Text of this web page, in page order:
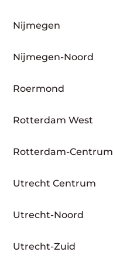
Nijmegen
Nijmegen-Noord
Roermond
Rotterdam West
Rotterdam-Centrum
Utrecht Centrum
Utrecht-Noord
Utrecht-Zuid